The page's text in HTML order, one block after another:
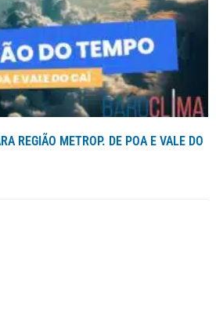
REGIÃO METROP. DE POA E VALE DO